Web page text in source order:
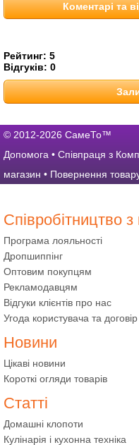
Коментарі та
Рейтинг: 5
Відгуків: 0
© 2012-2026 СамеТо™
Допомога • Співпраця з
магазин • Повернення
Співробітництво
Програма лояльності
Дропшиппінг
Оптовим покупцям
Рекламодавцям
Відгуки клієнтів про нас
Угода користувача та
Новини
Цікаві новини
Короткі огляди товарів
Статті
Домашні клопоти
Кулінарія і кухонна техніка